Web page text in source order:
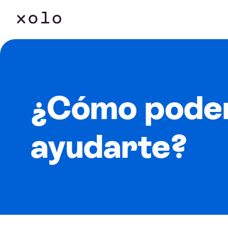
¿Cómo
ayudarte?